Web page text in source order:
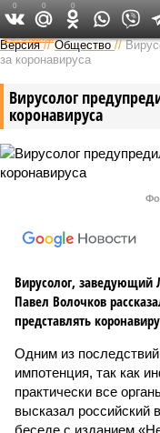
Версия //Общество //
за коронавируса
Вирусолог
коронавируса
Вирусолог, заведующий
Павел Волочков
представлять
Одним из
импотенция, так как
практически все
высказал российский
беседе с изданием
0 0 0